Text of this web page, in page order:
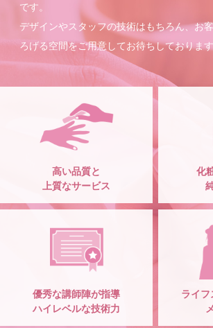
です。
デザインやスタッフの技術はもちろん、お
ろげる空間をご用意してお待ちしております
高い品質と
上質なサービス
化
優秀な講師陣が指導
ハイレベルな技術力
ライフ